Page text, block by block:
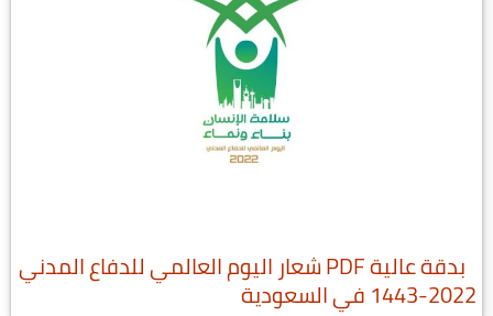
بدقة عالية PDF شعار اليوم العالمي للدفاع المدني
2022-1443 في السعودية